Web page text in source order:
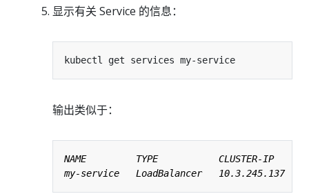
显示有关 Service 的信息：
输出类似于：